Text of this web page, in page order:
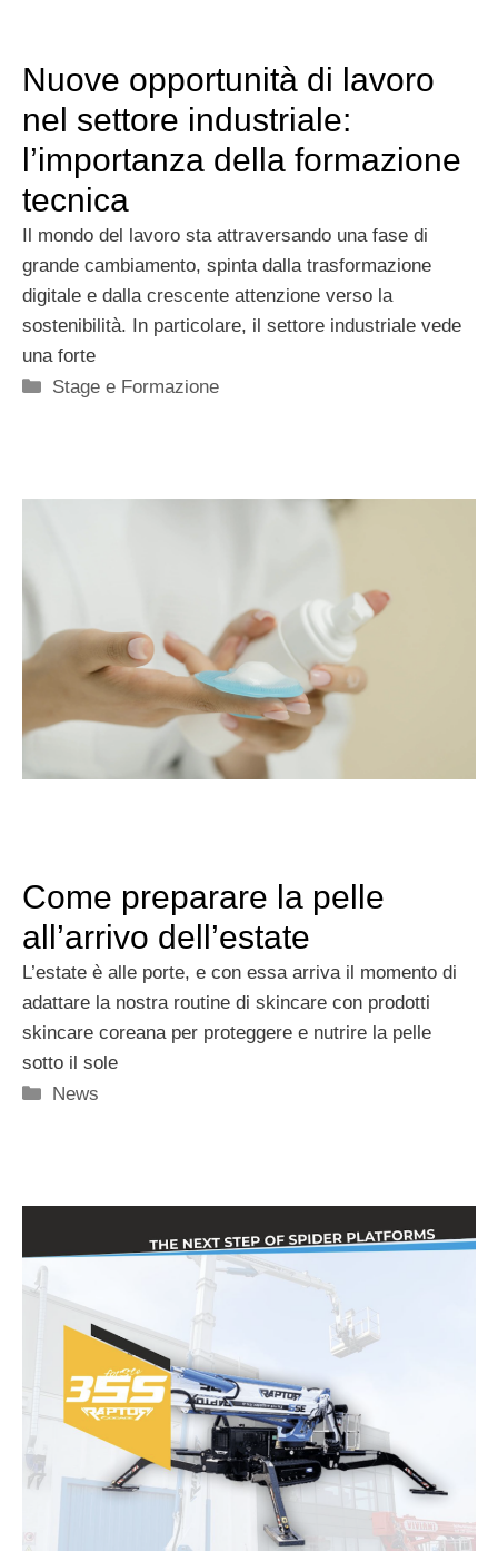
Nuove opportunità di lavoro
nel settore industriale:
l’importanza della formazione
tecnica
Il mondo del lavoro sta attraversando una fase di
grande cambiamento, spinta dalla trasformazione
digitale e dalla crescente attenzione verso la
sostenibilità. In particolare, il settore industriale vede
una forte
Categorie
Stage e Formazione
Come preparare la pelle
all’arrivo dell’estate
L’estate è alle porte, e con essa arriva il momento di
adattare la nostra routine di skincare con prodotti
skincare coreana per proteggere e nutrire la pelle
sotto il sole
Categorie
News